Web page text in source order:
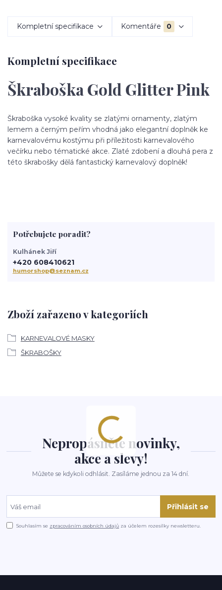
Kompletní specifikace Komentáře 0
Kompletní specifikace
Škraboška Gold Glitter Pink
Škraboška vysoké kvality se zlatými ornamenty, zlatým
lemem a černým peřím vhodná jako elegantní doplněk ke
karnevalovému kostýmu při příležitosti karnevalového
večírku nebo tématické akce. Zlaté zdobení a dlouhá pera z
této škrabošky dělá fantastický karnevalový doplněk!
Zboží zařazeno v kategoriích
KARNEVALOVÉ MASKY
ŠKRABOŠKY
Potřebujete poradit?
Kulhánek Jiří
+420 608410621
humorshop@seznam.cz
Nepropásněte novinky,
akce a slevy!
Můžete se kdykoli odhlásit. Zasíláme jednou za 14 dní.
Přihlásit se
Souhlasím se zpracováním osobních údajů za účelem rozesílky newsletteru.